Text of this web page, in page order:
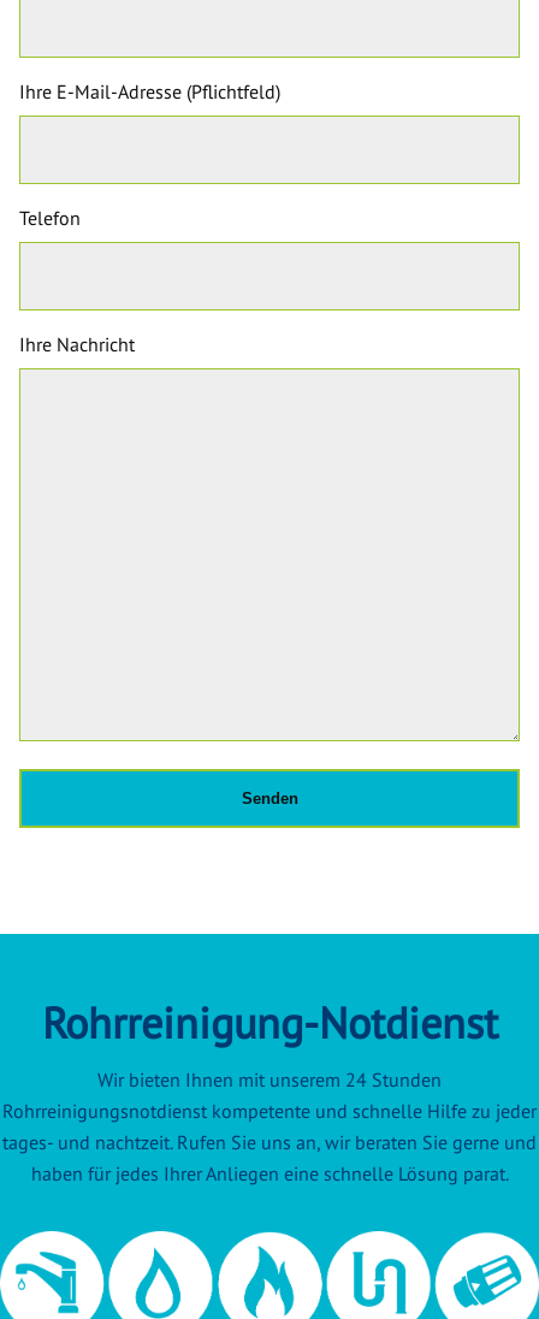
Ihre E-Mail-Adresse (Pflichtfeld)
Telefon
Ihre Nachricht
Rohrreinigung-Notdienst
Wir bieten Ihnen mit unserem 24 Stunden
Rohrreinigungsnotdienst kompetente und schnelle Hilfe zu jeder
tages- und nachtzeit. Rufen Sie uns an, wir beraten Sie gerne und
haben für jedes Ihrer Anliegen eine schnelle Lösung parat.